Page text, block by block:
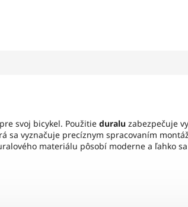
svoj bicykel. Použitie duralu zabezpečuje
vyznačuje precíznym spracovaním
materiálu pôsobí moderne a ľahko